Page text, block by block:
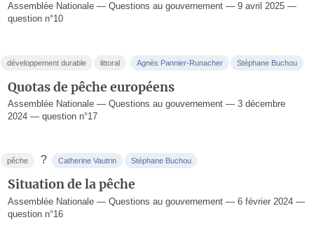
Assemblée Nationale — Questions au gouvernement — 9 avril 2025 —
question n°10
développement durable littoral Agnès Pannier-Runacher Stéphane Buchou
Quotas de pêche européens
Assemblée Nationale — Questions au gouvernement — 3 décembre
2024 — question n°17
pêche ? Catherine Vautrin Stéphane Buchou
Situation de la pêche
Assemblée Nationale — Questions au gouvernement — 6 février 2024 —
question n°16